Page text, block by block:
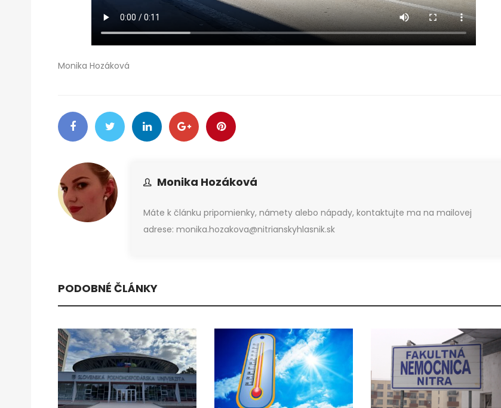
Monika Hozáková
Monika Hozáková
Máte k článku pripomienky, námety alebo nápady, kontaktujte ma na mailovej
adrese: monika.hozakova@nitrianskyhlasnik.sk
PODOBNÉ ČLÁNKY